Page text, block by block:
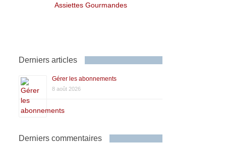
Assiettes Gourmandes
Derniers articles
Gérer les abonnements
8 août 2026
Derniers commentaires